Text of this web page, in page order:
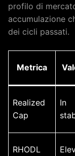
profilo di
accumulazione
dei cicli passati.
Metrica
Realized
Cap
In
RHODL